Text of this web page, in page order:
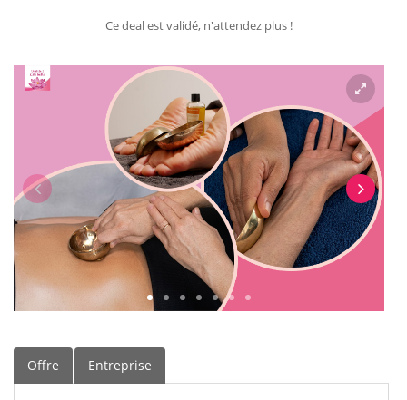
Ce deal est validé, n'attendez plus !
Offre Entreprise